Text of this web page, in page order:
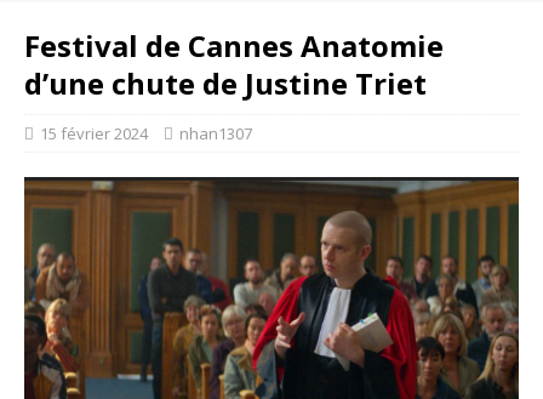
Festival de Cannes Anatomie
d’une chute de Justine Triet
15 février 2024 nhan1307